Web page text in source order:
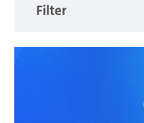
Filter